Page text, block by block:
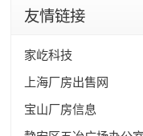
友情链接
家屹科技
上海厂房出售网
宝山厂房信息